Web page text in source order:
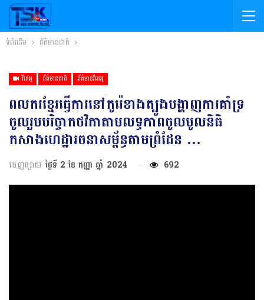
ទំព័រដើម ព័ត៌មានជាតិ
វីដេអូ ព័ត៌មានជាតិ ព័ត៌មានវីដេអូ
ពលករខ្មែរធ្វើការនៅកូរ៉េខាងត្បូងបង្ហាញការគាំទ្រ
ចូលរួមបរិច្ចាកថវិកាតាមលទ្ធភាពចូលមូលនិធិ
កសាងហេដ្ឋារចនាសម្ព័ន្ធតាមព្រំដែន …
ចេញផ្សាយ ថ្ងៃទី 2 ខែ កញ្ញា ឆ្នាំ 2024 692